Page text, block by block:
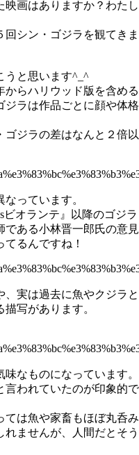
画はありますか？わたし
シン・ゴジラを観てきま
うと思います^_^
らハリウッド版を含める
ジラは作品ごとに顔や体格
ジラの差はなんと２倍以
っています。
ビオランテ』以降のゴジラ
である小林晋一郎氏の意見
るんですね！
実は過去に魚やクジラと
写があります。
なものになっています。
言われていたのが印象的で
ては魚や家畜もほぼ丸呑み
ませんが、人間だとそう